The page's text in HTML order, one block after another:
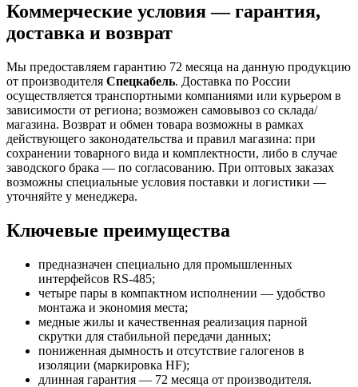
Коммерческие условия — гарантия,
доставка и возврат
Мы предоставляем гарантию 72 месяца на данную продукцию
от производителя Спецкабель. Доставка по России
осуществляется транспортными компаниями или курьером в
зависимости от региона; возможен самовывоз со склада/
магазина. Возврат и обмен товара возможны в рамках
действующего законодательства и правил магазина: при
сохранении товарного вида и комплектности, либо в случае
заводского брака — по согласованию. При оптовых заказах
возможны специальные условия поставки и логистики —
уточняйте у менеджера.
Ключевые преимущества
предназначен специально для промышленных
интерфейсов RS-485;
четыре пары в компактном исполнении — удобство
монтажа и экономия места;
медные жилы и качественная реализация парной
скрутки для стабильной передачи данных;
пониженная дымность и отсутствие галогенов в
изоляции (маркировка HF);
длинная гарантия — 72 месяца от производителя.